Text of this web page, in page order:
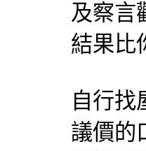
及察言
結果比
自行找
議價的